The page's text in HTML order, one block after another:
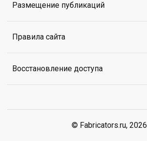
Размещение публикаций
Правила сайта
Восстановление доступа
© Fabricators.ru, 2026